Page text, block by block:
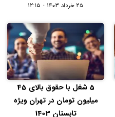
۲۵ خرداد ۱۴۰۳ - ۱۲:۱۵
5 شغل با حقوق بالای 45
میلیون تومان در تهران ویژه
تابستان 1403